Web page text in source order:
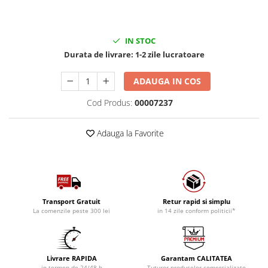
IN STOC
Durata de livrare: 1-2 zile lucratoare
ADAUGA IN COS
Cod Produs: 00007237
Adauga la Favorite
Transport Gratuit
La comenzile peste 300 lei
Retur rapid si simplu
in 14 zile conform politicii*
Livrare RAPIDA Garantam CALITATEA